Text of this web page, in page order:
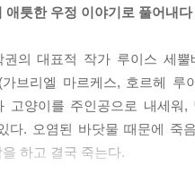
애틋한 우정 이야기로 풀어내다
의 대표적 작가 루이스 세뿔
브리엘 마르케스, 호르헤
고양이를 주인공으로 내세
다. 오염된 바닷물 때문에 죽
하고 결국 죽는다.